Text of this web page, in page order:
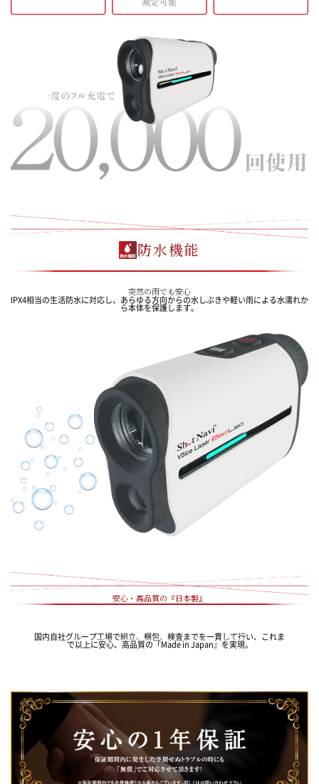
防水機能
突然の雨でも安心
IPX4相当の生活防水に対応し、あらゆる方向からの水しぶきや軽い雨による水濡れか
ら本体を保護します。
安心・高品質の『日本製』
国内自社グループ工場で組立、梱包、検査までを一貫して行い、これま
で以上に安心、高品質の「Made in Japan』を実現。